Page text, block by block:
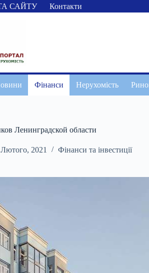
САЙТУ Контакти
Фінанси Нерухомість
Ленинградской области
2021 Фінанси та інвестиції